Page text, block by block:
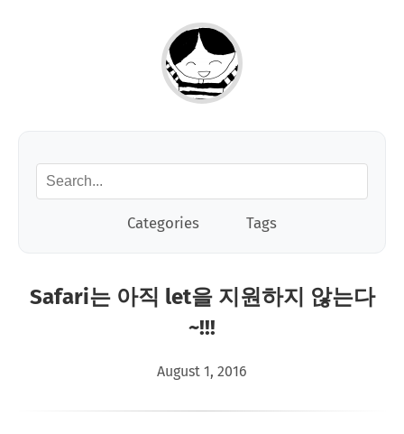
Categories Tags
Safari는 아직 let을 지원하지 않는다
~!!!
August 1, 2016